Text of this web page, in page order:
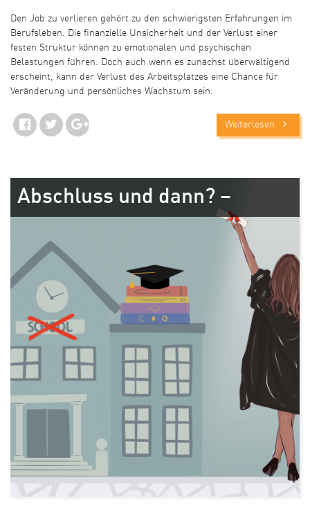
Den Job zu verlieren gehört zu den schwierigsten Erfahrungen im
Berufsleben. Die finanzielle Unsicherheit und der Verlust einer
festen Struktur können zu emotionalen und psychischen
Belastungen führen. Doch auch wenn es zunächst überwältigend
erscheint, kann der Verlust des Arbeitsplatzes eine Chance für
Veränderung und persönliches Wachstum sein.
Weiterlesen
Abschluss und dann? –